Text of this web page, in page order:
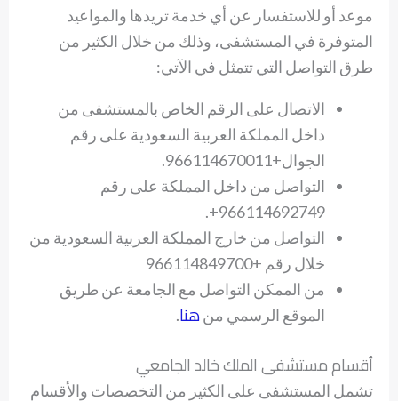
موعد أو للاستفسار عن أي خدمة تريدها والمواعيد
المتوفرة في المستشفى، وذلك من خلال الكثير من
طرق التواصل التي تتمثل في الآتي:
الاتصال على الرقم الخاص بالمستشفى من
داخل المملكة العربية السعودية على رقم
الجوال+966114670011.
التواصل من داخل المملكة على رقم
966114692749+.
التواصل من خارج المملكة العربية السعودية من
خلال رقم +966114849700
من الممكن التواصل مع الجامعة عن طريق
الموقع الرسمي منهنا.
أقسام مستشفى الملك خالد الجامعي
تشمل المستشفى على الكثير من التخصصات والأقسام